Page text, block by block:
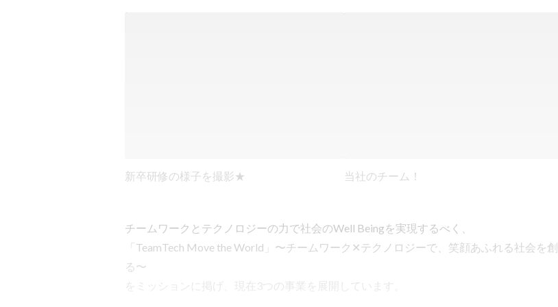
新卒研修の様子を撮影★ 当社のチーム！
チームワークとテクノロジーの力で社会のWell Beingを実現するべく、
「TeamTech Move the World」〜チームワーク✕テクノロジーで、笑顔あふれる社会を創
る〜
をミッションに掲げ、現在3つの事業を展開しています。